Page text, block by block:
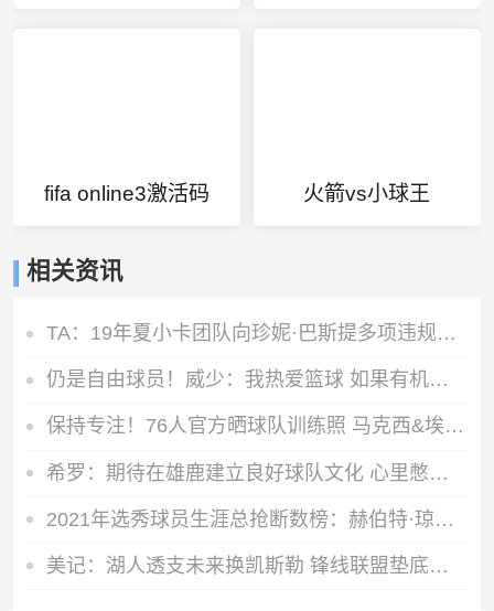
fifa online3激活码 火箭vs小球王
相关资讯
TA：19年夏小卡团队向珍妮·巴斯提多项违规激励要求 但都被拒绝
仍是自由球员！威少：我热爱篮球 如果有机会继续打球我会抓住它
保持专注！76人官方晒球队训练照 马克西&埃奇库姆在列
希罗：期待在雄鹿建立良好球队文化 心里憋着劲去证明自己
2021年选秀球员生涯总抢断数榜：赫伯特·琼斯第一 申京第四
美记：湖人透支未来换凯斯勒 锋线联盟垫底无力补强